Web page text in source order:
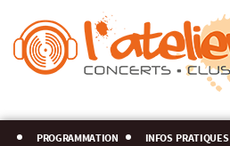
programmation infos pratiques